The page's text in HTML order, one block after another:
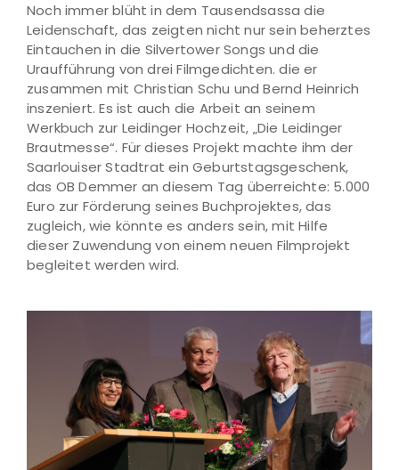
Noch immer blüht in dem Tausendsassa die
Leidenschaft, das zeigten nicht nur sein beherztes
Eintauchen in die Silvertower Songs und die
Uraufführung von drei Filmgedichten. die er
zusammen mit Christian Schu und Bernd Heinrich
inszeniert. Es ist auch die Arbeit an seinem
Werkbuch zur Leidinger Hochzeit, „Die Leidinger
Brautmesse“. Für dieses Projekt machte ihm der
Saarlouiser Stadtrat ein Geburtstagsgeschenk,
das OB Demmer an diesem Tag überreichte: 5.000
Euro zur Förderung seines Buchprojektes, das
zugleich, wie könnte es anders sein, mit Hilfe
dieser Zuwendung von einem neuen Filmprojekt
begleitet werden wird.